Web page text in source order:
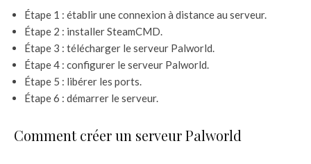
Étape 1 : établir une connexion à distance au serveur.
Étape 2 : installer SteamCMD.
Étape 3 : télécharger le serveur Palworld.
Étape 4 : configurer le serveur Palworld.
Étape 5 : libérer les ports.
Étape 6 : démarrer le serveur.
Comment créer un serveur Palworld